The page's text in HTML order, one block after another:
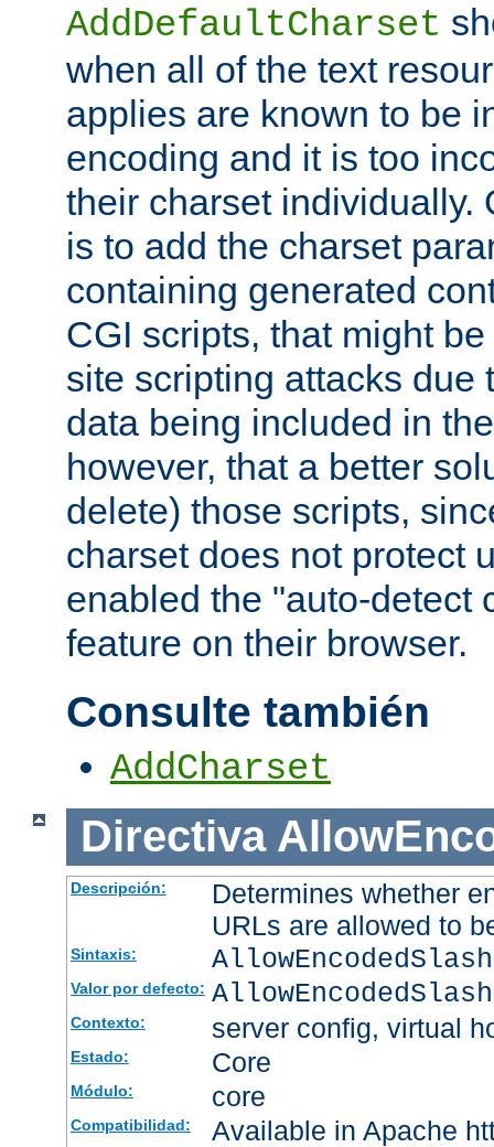
AddDefaultCharset
when all of the text
applies are known to be
encoding and it is too
their charset individually.
is to add the charset
containing generated
CGI scripts, that might
site scripting attacks due
data being included in
however, that a better
delete) those scripts,
charset does not protect
enabled the "auto-detect
feature on their browser.
Consulte también
AddCharset
Directiva
Descripción:
Determines whether
URLs are allowed to
Sintaxis:
Valor por defecto:
Contexto: server config, virtual
Estado: Core
Módulo: core
Compatibilidad: Available in Apache